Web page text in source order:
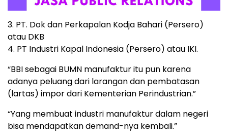
3. PT. Dok dan Perkapalan Kodja Bahari (Persero)
atau DKB
4. PT Industri Kapal Indonesia (Persero) atau IKI.
“BBI sebagai BUMN manufaktur itu pun karena
adanya peluang dari larangan dan pembatasan
(lartas) impor dari Kementerian Perindustrian.”
“Yang membuat industri manufaktur dalam negeri
bisa mendapatkan demand-nya kembali.”